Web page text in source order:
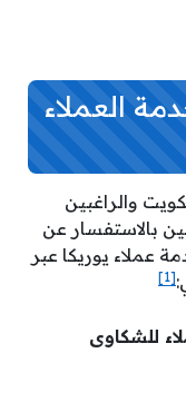
العملاء
والراغبين
بالاستفسار عن
عملاء يوريكا عبر
[1]
للشكاوى